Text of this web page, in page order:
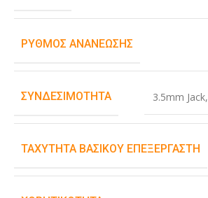
ΡΥΘΜΌΣ ΑΝΑΝΈΩΣΗΣ
ΣΥΝΔΕΣΙΜΌΤΗΤΑ 3.5mm Jack,
ΤΑΧΎΤΗΤΑ ΒΑΣΙΚΟΎ ΕΠΕΞΕΡΓΑΣΤΉ